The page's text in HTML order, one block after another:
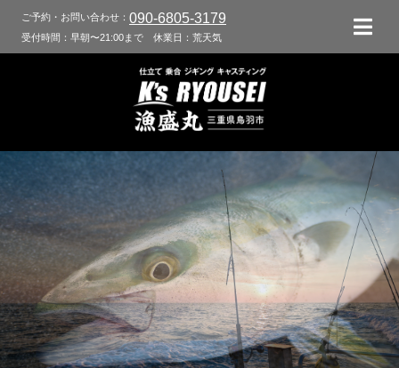
ご予約・お問い合わせ： 090-6805-3179
受付時間：早朝〜21:00まで 休業日：荒天気